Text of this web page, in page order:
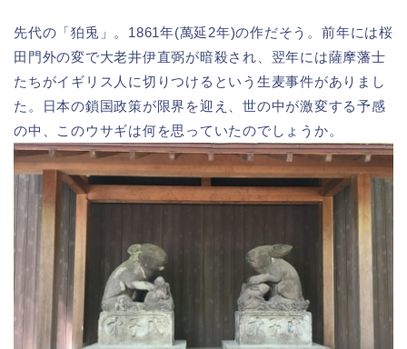
先代の「狛兎」。1861年(萬延2年)の作だそう。前年には桜
田門外の変で大老井伊直弼が暗殺され、翌年には薩摩藩士
たちがイギリス人に切りつけるという生麦事件がありまし
た。日本の鎖国政策が限界を迎え、世の中が激変する予感
の中、このウサギは何を思っていたのでしょうか。